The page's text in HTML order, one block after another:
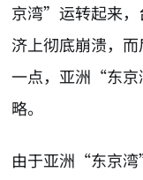
京湾”运转起来，
济上彻底崩溃，
一点，亚洲“东
略。
由于亚洲“东京